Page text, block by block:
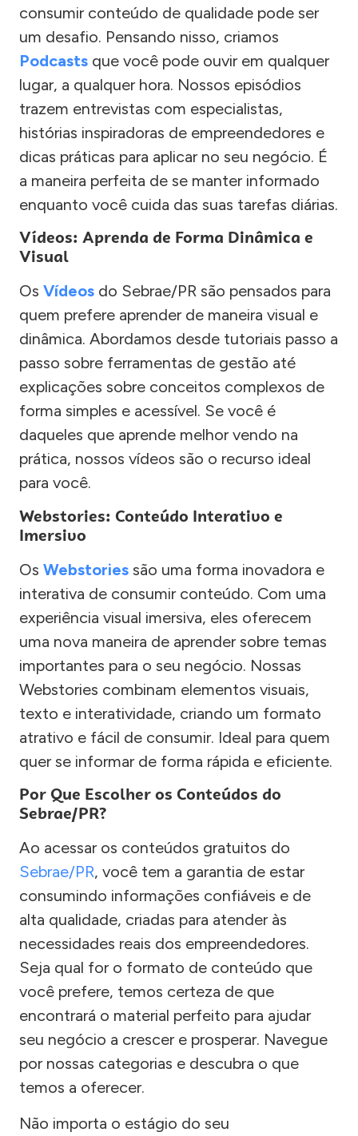
consumir conteúdo de qualidade pode ser
um desafio. Pensando nisso, criamos
Podcasts que você pode ouvir em qualquer
lugar, a qualquer hora. Nossos episódios
trazem entrevistas com especialistas,
histórias inspiradoras de empreendedores e
dicas práticas para aplicar no seu negócio. É
a maneira perfeita de se manter informado
enquanto você cuida das suas tarefas diárias.
Vídeos: Aprenda de Forma Dinâmica e
Visual
Os Vídeos do Sebrae/PR são pensados para
quem prefere aprender de maneira visual e
dinâmica. Abordamos desde tutoriais passo a
passo sobre ferramentas de gestão até
explicações sobre conceitos complexos de
forma simples e acessível. Se você é
daqueles que aprende melhor vendo na
prática, nossos vídeos são o recurso ideal
para você.
Webstories: Conteúdo Interativo e
Imersivo
Os Webstories são uma forma inovadora e
interativa de consumir conteúdo. Com uma
experiência visual imersiva, eles oferecem
uma nova maneira de aprender sobre temas
importantes para o seu negócio. Nossas
Webstories combinam elementos visuais,
texto e interatividade, criando um formato
atrativo e fácil de consumir. Ideal para quem
quer se informar de forma rápida e eficiente.
Por Que Escolher os Conteúdos do
Sebrae/PR?
Ao acessar os conteúdos gratuitos do
Sebrae/PR, você tem a garantia de estar
consumindo informações confiáveis e de
alta qualidade, criadas para atender às
necessidades reais dos empreendedores.
Seja qual for o formato de conteúdo que
você prefere, temos certeza de que
encontrará o material perfeito para ajudar
seu negócio a crescer e prosperar. Navegue
por nossas categorias e descubra o que
temos a oferecer.
Não importa o estágio do seu